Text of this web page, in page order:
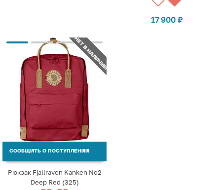
17 900 ₽
НЕТ В НАЛИЧИИ
СООБЩИТЬ О ПОСТУПЛЕНИИ
Рюкзак Fjallraven Kanken No2
Deep Red (325)